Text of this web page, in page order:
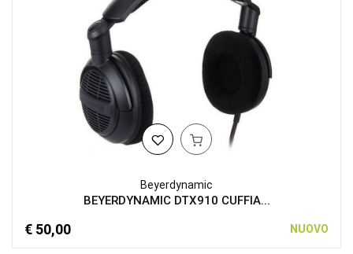
Beyerdynamic
BEYERDYNAMIC DTX910 CUFFIA...
€ 50,00 NUOVO